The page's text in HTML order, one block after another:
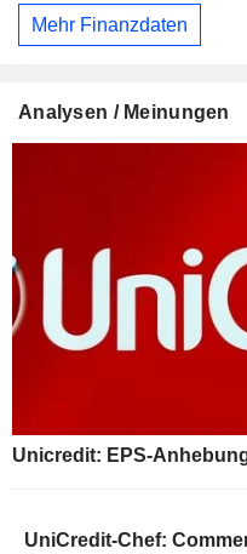
Mehr Finanzdaten
Analysen / Meinungen
Unicredit: EPS-
UniCredit-Chef: